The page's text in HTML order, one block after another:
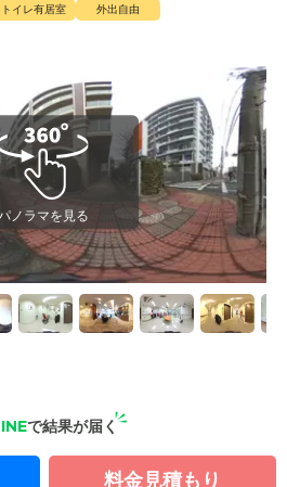
トイレ有居室 外出自由
で結果が届く
料金見積もり